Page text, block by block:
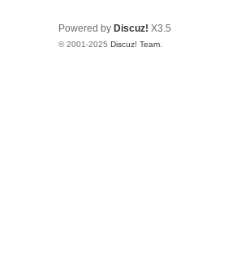
Powered by Discuz! X3.5
© 2001-2025 Discuz! Team